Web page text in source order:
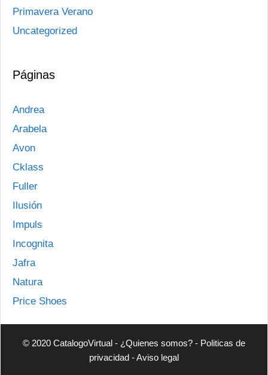
Primavera Verano
Uncategorized
Páginas
Andrea
Arabela
Avon
Cklass
Fuller
Ilusión
Impuls
Incognita
Jafra
Natura
Price Shoes
© 2020 CatalogoVirtual - ¿Quienes somos? - Politicas de
privacidad -Aviso legal